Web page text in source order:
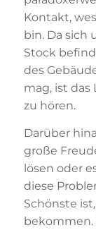
Kontakt,
bin. Da sich
Stock
des
mag, ist
zu hören.
Darüber
große
lösen oder
diese
Schönste
bekommen.